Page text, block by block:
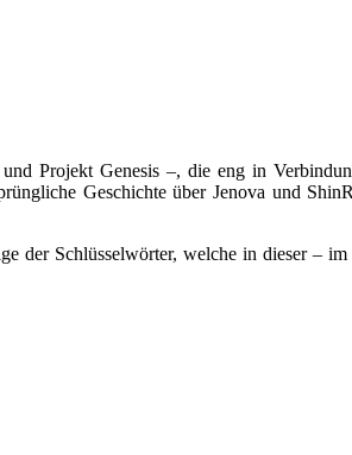
Projekt Genesis –, die eng in
Geschichte über Jenova und
der Schlüsselwörter, welche in dieser –